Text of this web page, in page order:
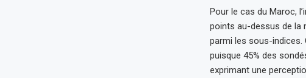
Pour le cas du Maroc,
points au-dessus de la
parmi les sous-
puisque 45% des
exprimant une